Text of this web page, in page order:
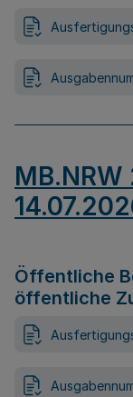
MB.NRW
Öffentliche
öffentliche